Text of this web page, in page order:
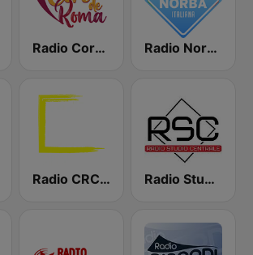
Radio Core de Roma Radio Norba Italiana
Radio CRC Targato Italia 92.8 Radio Studio Centrale